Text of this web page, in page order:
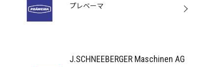
プレベーマ
J.SCHNEEBERGER Maschinen AG